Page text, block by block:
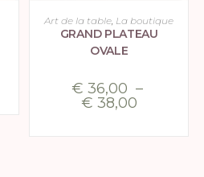
CHOIX DES OPTIONS
Art de la table La boutique
GRAND PLATEAU
OVALE
€ 36,00 –
€ 38,00